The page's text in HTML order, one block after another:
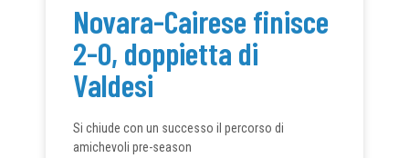
Novara-Cairese finisce
2-0, doppietta di
Valdesi
Si chiude con un successo il percorso di
amichevoli pre-season